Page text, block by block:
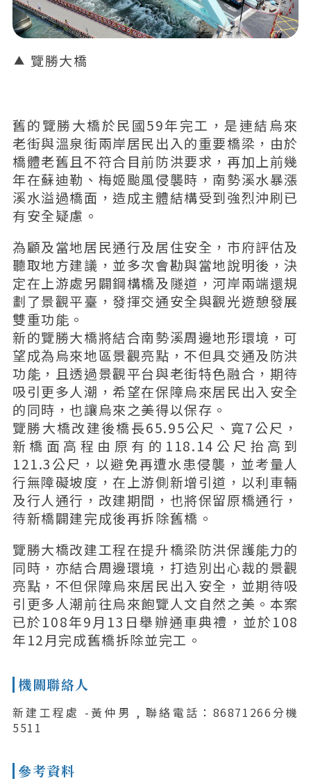
覽勝大橋
舊的覽勝大橋於民國59年完工，是連結烏來
老街與溫泉街兩岸居民出入的重要橋梁，由於
橋體老舊且不符合目前防洪要求，再加上前幾
年在蘇迪勒、梅姬颱風侵襲時，南勢溪水暴漲
溪水溢過橋面，造成主體結構受到強烈沖刷已
有安全疑慮。
為顧及當地居民通行及居住安全，市府評估及
聽取地方建議，並多次會勘與當地說明後，決
定在上游處另闢鋼構橋及隧道，河岸兩端還規
劃了景觀平臺，發揮交通安全與觀光遊憩發展
雙重功能。
新的覽勝大橋將結合南勢溪周邊地形環境，可
望成為烏來地區景觀亮點，不但具交通及防洪
功能，且透過景觀平台與老街特色融合，期待
吸引更多人潮，希望在保障烏來居民出入安全
的同時，也讓烏來之美得以保存。
覽勝大橋改建後橋長65.95公尺、寬7公尺，
新橋面高程由原有的118.14公尺抬高到
121.3公尺，以避免再遭水患侵襲，並考量人
行無障礙坡度，在上游側新增引道，以利車輛
及行人通行，改建期間，也將保留原橋通行，
待新橋闢建完成後再拆除舊橋。
覽勝大橋改建工程在提升橋梁防洪保護能力的
同時，亦結合周邊環境，打造別出心裁的景觀
亮點，不但保障烏來居民出入安全，並期待吸
引更多人潮前往烏來飽覽人文自然之美。本案
已於108年9月13日舉辦通車典禮，並於108
年12月完成舊橋拆除並完工。
機關聯絡人
新建工程處 -黃仲男 , 聯絡電話：86871266分機
5511
參考資料